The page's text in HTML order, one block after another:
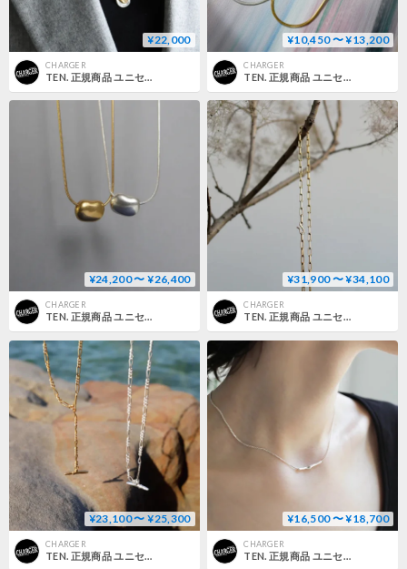
¥22,000
CHARGER
TEN. 正規商品 ユニセックス アクセサリー テン ルター ネックレス シルバー×ゴールド【即日発送】(nex-0040)
¥10,450 〜 ¥13,200
CHARGER
TEN. 正規商品 ユニセックス アクセサリー テン スネーク ネックレス シルバー/ゴールド【即日発送】(nem-0005)(ned-0005)
¥24,200 〜 ¥26,400
CHARGER
TEN. 正規商品 ユニセックス アクセサリー テン ぺブル ネックレス シルバー/ゴールド【即日発送】(ne-0050)(neg-0050)
¥31,900 〜 ¥34,100
CHARGER
TEN. 正規商品 ユニセックス アクセサリー テン グリッド ネックレス シルバー/ゴールド【即日発送】(ne-0049)(neg-0049)
¥23,100 〜 ¥25,300
CHARGER
TEN. 正規商品 ユニセックス アクセサリー テン フューズ ネックレス シルバー/ゴールド【即日発送】(ne-0045)(neg-0045)
¥16,500 〜 ¥18,700
CHARGER
TEN. 正規商品 ユニセックス アクセサリー テン チルダ ネックレス シルバー/ゴールド【即日発送】(ne-0041)(neg-0041)